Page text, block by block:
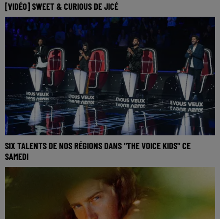
[VIDÉO] SWEET & CURIOUS DE JICÉ
SIX TALENTS DE NOS RÉGIONS DANS "THE VOICE KIDS" CE
SAMEDI